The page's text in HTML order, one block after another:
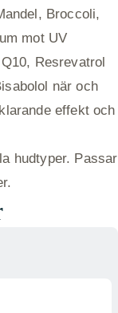
Broccoli,
mot UV
Resrevatrol
när och
effekt och
hudtyper. Passar